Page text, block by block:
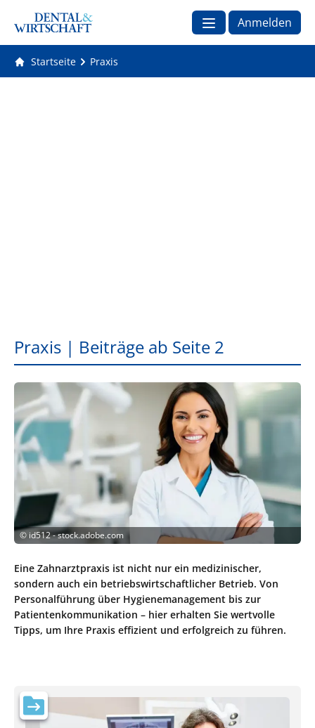
Anmelden
Startseite Praxis
Praxis | Beiträge ab Seite 2
© id512 - stock.adobe.com
Eine Zahnarztpraxis ist nicht nur ein medizinischer,
sondern auch ein betriebswirtschaftlicher Betrieb. Von
Personalführung über Hygienemanagement bis zur
Patientenkommunikation – hier erhalten Sie wertvolle
Tipps, um Ihre Praxis effizient und erfolgreich zu führen.